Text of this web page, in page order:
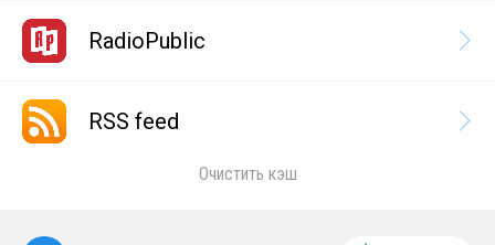
RadioPublic
RSS feed
Очистить кэш